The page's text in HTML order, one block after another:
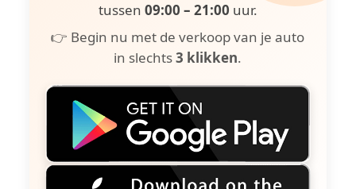
tussen 09:00 – 21:00 uur.
👉 Begin nu met de verkoop van je auto
in slechts3 klikken.